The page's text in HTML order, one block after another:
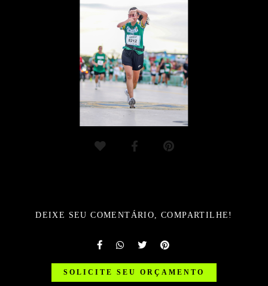
DEIXE SEU COMENTÁRIO, COMPARTILHE!
SOLICITE SEU ORÇAMENTO